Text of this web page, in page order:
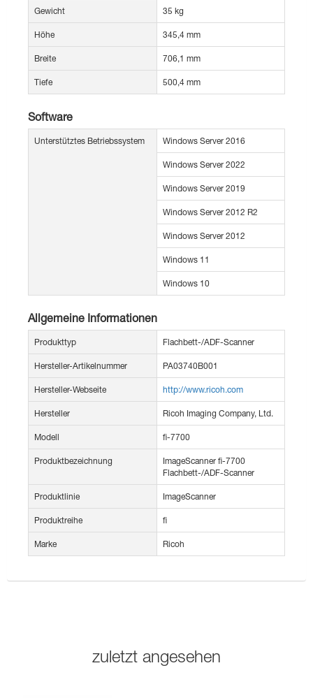
Gewicht 35 kg
Höhe 345,4 mm
Breite 706,1 mm
Tiefe 500,4 mm
Software
Unterstütztes Betriebssystem Windows Server 2016
Windows Server 2022
Windows Server 2019
Windows Server 2012 R2
Windows Server 2012
Windows 11
Windows 10
Allgemeine Informationen
Produkttyp Flachbett-/ADF-Scanner
Hersteller-Artikelnummer PA03740B001
Hersteller-Webseite http://www.ricoh.com
Hersteller Ricoh Imaging Company, Ltd.
Modell fi-7700
Produktbezeichnung
ImageScanner fi-7700
Flachbett-/ADF-Scanner
Produktlinie ImageScanner
Produktreihe fi
Marke Ricoh
zuletzt angesehen